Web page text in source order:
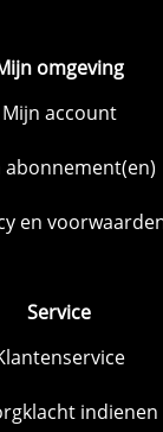
omgeving
Mijn account
abonnement(en)
en
Service
indienen